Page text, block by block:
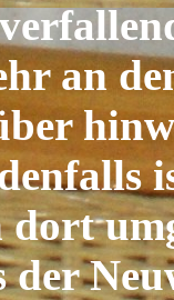
an
dort
der